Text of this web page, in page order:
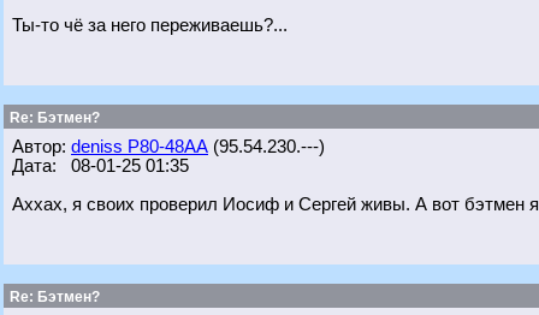
Ты-то чё за него переживаешь?...
Re: Бэтмен?
Автор: deniss Р80-48АА (95.54.230.---)
Дата: 08-01-25 01:35
Аххах, я своих проверил Иосиф и Сергей живы. А вот бэтмен
Re: Бэтмен?